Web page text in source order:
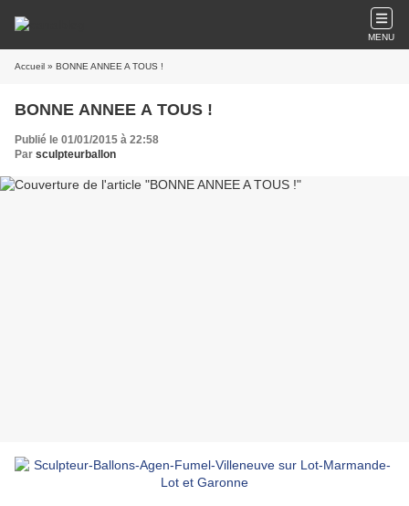
MENU
Accueil » BONNE ANNEE A TOUS !
BONNE ANNEE A TOUS !
Publié le 01/01/2015 à 22:58
Par sculpteurballon